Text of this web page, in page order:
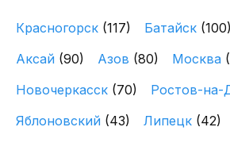
Красногорск (117) Батайск (100)
Аксай (90) Азов (80) Москва
Новочеркасск (70) Ростов-на-
Яблоновский (43) Липецк (42)